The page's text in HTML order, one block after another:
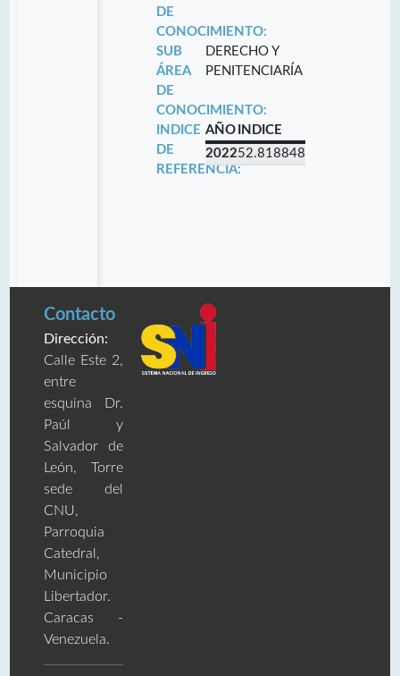
DE
CONOCIMIENTO:
SUB
ÁREA
DE
CONOCIMIENTO:
DERECHO Y
PENITENCIARÍA
INDICE
DE
REFERENCIA:
AÑO INDICE
202252.818848
Contacto
Dirección:
Calle Este 2,
entre
esquina Dr.
Paúl y
Salvador de
León, Torre
sede del
CNU,
Parroquia
Catedral,
Municipio
Libertador.
Caracas -
Venezuela.